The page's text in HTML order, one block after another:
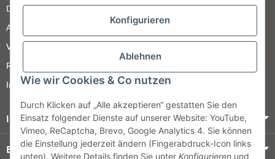
Konfigurieren
Ablehnen
Wie wir Cookies & Co nutzen
Durch Klicken auf „Alle akzeptieren“ gestatten Sie den
Einsatz folgender Dienste auf unserer Website: YouTube,
Vimeo, ReCaptcha, Brevo, Google Analytics 4. Sie können
die Einstellung jederzeit ändern (Fingerabdruck-Icon links
unten). Weitere Details finden Sie unter Konfigurieren und
Datenschutz
AGB
Versandinformationen
Retour
Impressum
Informationen
Bezahlung & Versand